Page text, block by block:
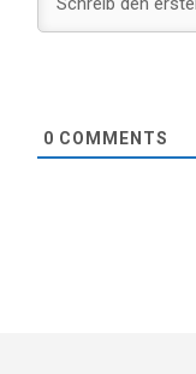
0 COMMENTS